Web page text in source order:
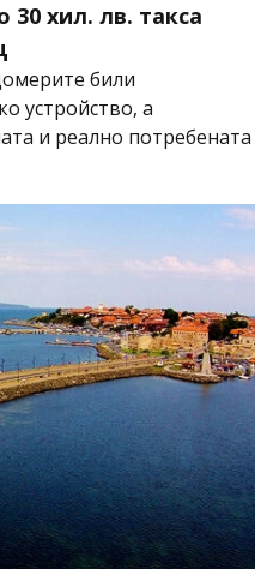
хил. лв. такса
били
устройство, а
и реално потребената